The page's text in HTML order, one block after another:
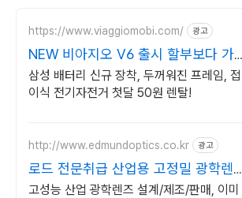
https://www.viaggiomobi.com/ 광고
NEW 비아지오 V6 출시 할부보다 가
뿐하게 자전거마련
삼성 배터리 신규 장착, 두꺼워진 프레임, 접
이식 전기자전거 첫달 50원 렌탈!
http://www.edmundoptics.co.kr 광고
로드 전문취급 산업용 고정밀 광학렌즈
전문
고성능 산업 광학렌즈 설계/제조/판매, 이미